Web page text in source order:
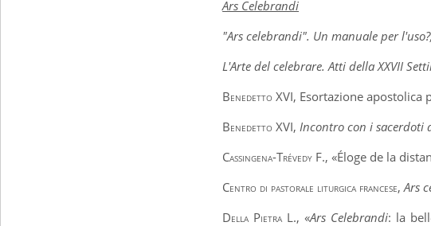
Ars Celebrandi
"Ars celebrandi". Un manuale per l'uso?,
L'Arte del celebrare. Atti della XXVII
Benedetto XVI, Esortazione apostolica
Benedetto XVI,Incontro con i sacerdoti
Cassingena-Trévedy F., «Éloge de la
Centro di pastorale liturgica francese, Ars
Della Pietra L., «Ars Celebrandi: la